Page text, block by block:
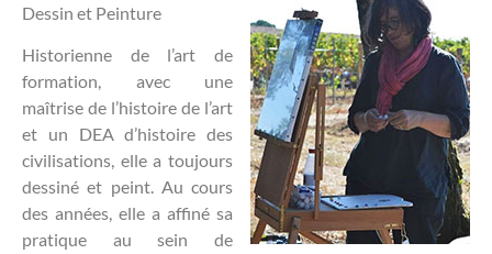
Dessin et Peinture
Historienne de l’art de
formation, avec une
maîtrise de l’histoire de l’art
et un DEA d’histoire des
civilisations, elle a toujours
dessiné et peint. Au cours
des années, elle a affiné sa
pratique au sein de